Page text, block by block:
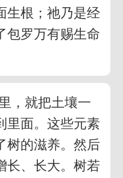
生根；祂乃是经
包罗万有赐生命
，就把土壤一
里面。这些元素
树的滋养。然后
长、长大。树若